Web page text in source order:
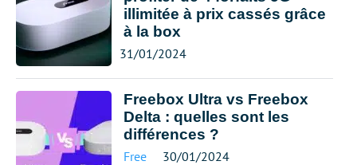
illimitée à prix cassés grâce
à la box
31/01/2024
Freebox Ultra vs Freebox
Delta : quelles sont les
différences ?
Free 30/01/2024